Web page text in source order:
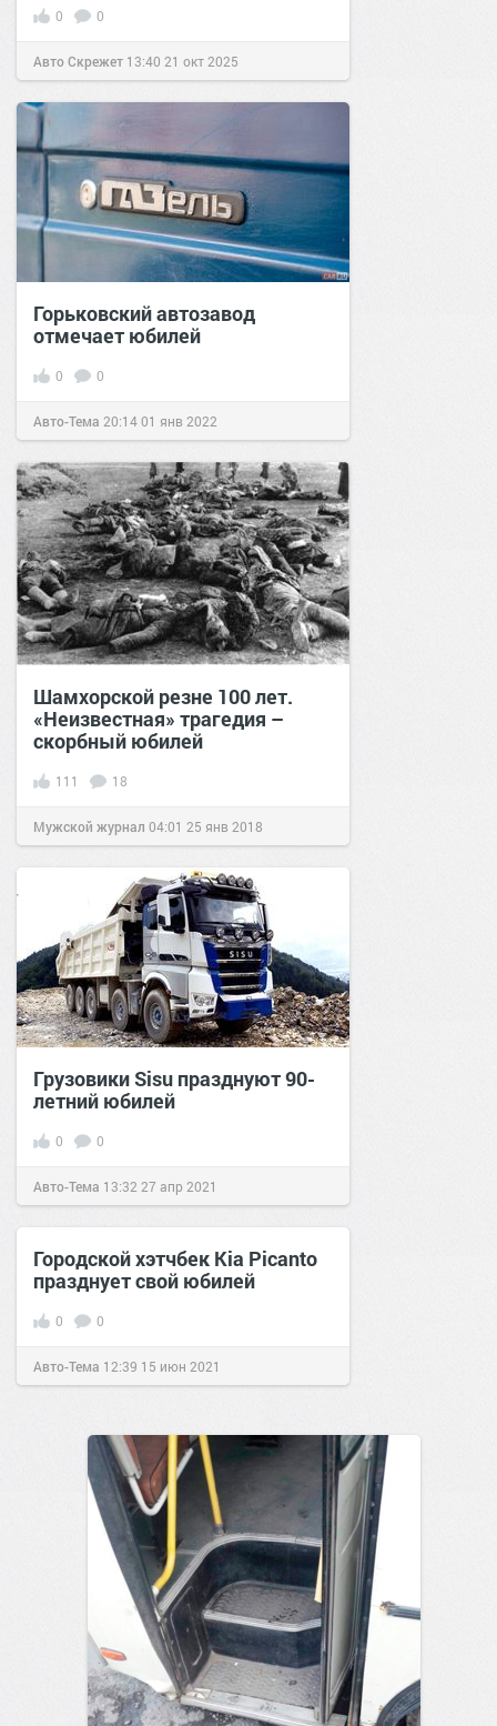
0 0
Авто Скрежет 13:40 21 окт 2025
Горьковский автозавод
отмечает юбилей
0 0
Авто-Тема 20:1401 янв 2022
Шамхорской резне 100 лет.
«Неизвестная» трагедия –
скорбный юбилей
111 18
Мужской журнал 04:01 25 янв 2018
Грузовики Sisu празднуют 90-
летний юбилей
0 0
Авто-Тема 13:32 27 апр 2021
Городской хэтчбек Kia Picanto
празднует свой юбилей
0 0
Авто-Тема 12:39 15 июн 2021